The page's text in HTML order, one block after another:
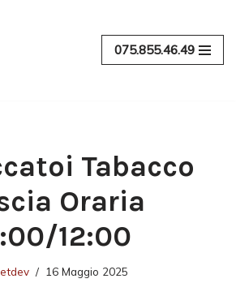
075.855.46.49
Tabacco
Oraria
12:00
16 Maggio 2025